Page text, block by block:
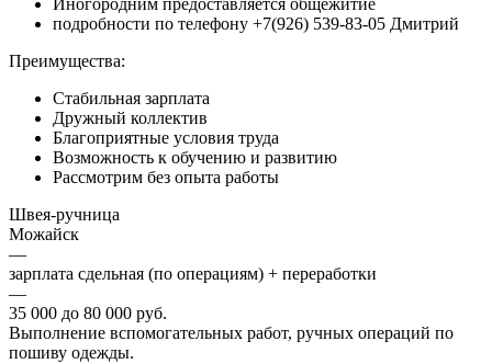
Иногородним предоставляется общежитие
подробности по телефону +7(926) 539-83-05 Дмитрий
Преимущества:
Стабильная зарплата
Дружный коллектив
Благоприятные условия труда
Возможность к обучению и развитию
Рассмотрим без опыта работы
Швея-ручница
Можайск
—
зарплата сдельная (по операциям) + переработки
—
35 000 до 80 000 руб.
Выполнение вспомогательных работ, ручных операций по
пошиву одежды.